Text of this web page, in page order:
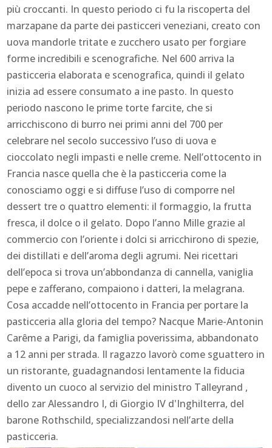
più croccanti. In questo periodo ci fu la riscoperta del
marzapane da parte dei pasticceri veneziani, creato con
uova mandorle tritate e zucchero usato per forgiare
forme incredibili e scenografiche. Nel 600 arriva la
pasticceria elaborata e scenografica, quindi il gelato
inizia ad essere consumato a ine pasto. In questo
periodo nascono le prime torte farcite, che si
arricchiscono di burro nei primi anni del 700 per
celebrare nel secolo successivo l’uso di uova e
cioccolato negli impasti e nelle creme. Nell’ottocento in
Francia nasce quella che è la pasticceria come la
conosciamo oggi e si diffuse l’uso di comporre nel
dessert tre o quattro elementi: il formaggio, la frutta
fresca, il dolce o il gelato. Dopo l’anno Mille grazie al
commercio con l’oriente i dolci si arricchirono di spezie,
dei distillati e dell’aroma degli agrumi. Nei ricettari
dell’epoca si trova un’abbondanza di cannella, vaniglia
pepe e zafferano, compaiono i datteri, la melagrana.
Cosa accadde nell’ottocento in Francia per portare la
pasticceria alla gloria del tempo? Nacque Marie-Antonin
Carême a Parigi, da famiglia poverissima, abbandonato
a 12 anni per strada. Il ragazzo lavorò come sguattero in
un ristorante, guadagnandosi lentamente la fiducia
divento un cuoco al servizio del ministro Talleyrand ,
dello zar Alessandro I, di Giorgio IV d'Inghilterra, del
barone Rothschild, specializzandosi nell’arte della
pasticceria.